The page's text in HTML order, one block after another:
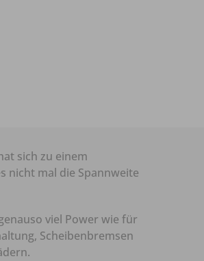
sich zu einem
nicht mal die Spannweite
viel Power wie für
Scheibenbremsen